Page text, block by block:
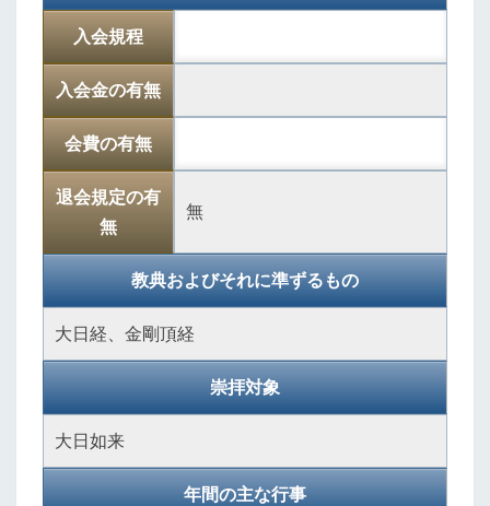
入会規程
入会金の有無
会費の有無
退会規定の有
無
無
教典およびそれに準ずるもの
大日経、金剛頂経
崇拝対象
大日如来
年間の主な行事